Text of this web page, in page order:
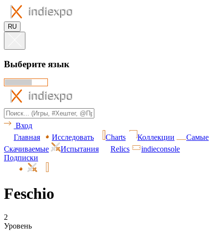
RU
Выберите язык
Вход
Главная
Исследовать Charts Коллекции
Самые
Скачиваемые
Испытания Relics
indieconsole
Подписки
Feschio
2
Уровень